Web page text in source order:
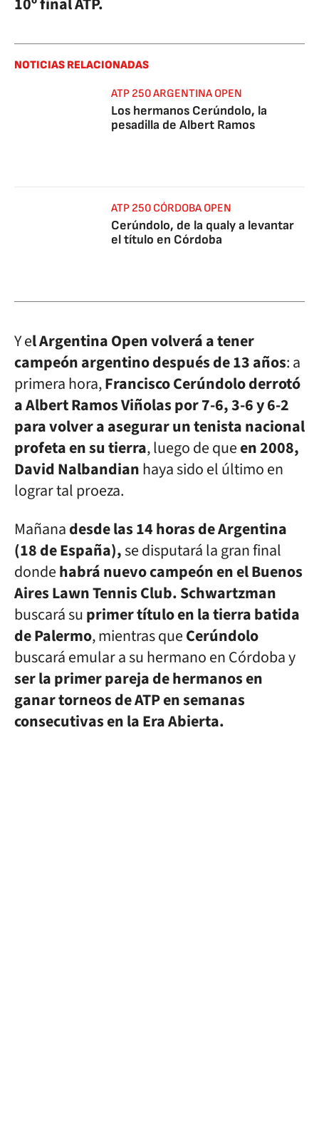
NOTICIAS RELACIONADAS
ATP 250 ARGENTINA OPEN
Los hermanos Cerúndolo, la
pesadilla de Albert Ramos
ATP 250 CÓRDOBA OPEN
Cerúndolo, de la qualy a levantar
el título en Córdoba
Y el Argentina Open volverá a tener
campeón argentino después de 13 años: a
primera hora,Francisco Cerúndolo derrotó
a Albert Ramos Viñolas por 7-6, 3-6 y 6-2
para volver a asegurar un tenista nacional
profeta en su tierra, luego de queen 2008,
David Nalbandianhaya sido el último en
lograr tal proeza.
Mañanadesde las 14 horas de Argentina
(18 de España),se disputará la gran final
dondehabrá nuevo campeón en el Buenos
Aires Lawn Tennis Club. Schwartzman
buscará suprimer título en la tierra batida
de Palermo, mientras queCerúndolo
buscará emular a su hermano en Córdoba y
ser la primer pareja de hermanos en
ganar torneos de ATP en semanas
consecutivas en la Era Abierta.